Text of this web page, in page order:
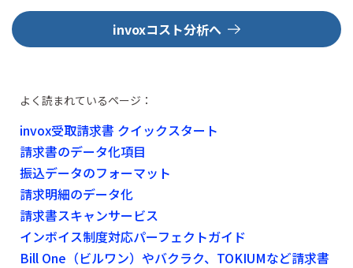
invoxコスト分析へ
よく読まれているページ：
invox受取請求書 クイックスタート
請求書のデータ化項目
振込データのフォーマット
請求明細のデータ化
請求書スキャンサービス
インボイス制度対応パーフェクトガイド
Bill One（ビルワン）やバクラク、TOKIUMなど請求書